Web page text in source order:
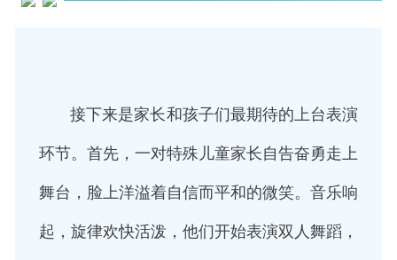
接下来是家长和孩子们最期待的上台表演
环节。首先，一对特殊儿童家长自告奋勇走上
舞台，脸上洋溢着自信而平和的微笑。音乐响
起，旋律欢快活泼，他们开始表演双人舞蹈，